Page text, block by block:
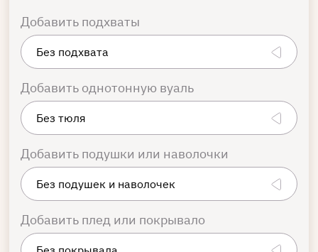
Добавить подхваты
Добавить однотонную вуаль
Добавить подушки или наволочки
Добавить плед или покрывало